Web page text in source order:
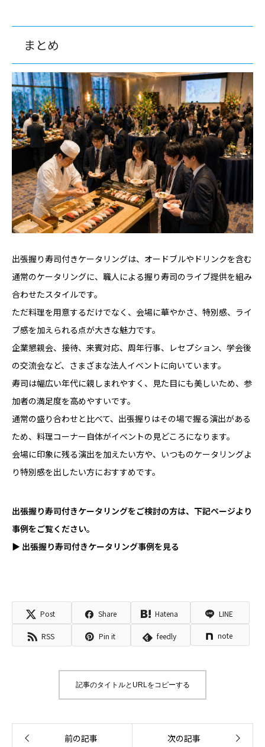
まとめ
出張握り寿司付きケータリングは、オードブルやドリンクを含む
通常のケータリングに、職人による握り寿司のライブ提供を組み
合わせたスタイルです。
ただ料理を用意するだけでなく、会場に華やかさ、特別感、ライ
ブ感を加えられる点が大きな魅力です。
企業懇親会、接待、来賓対応、周年行事、レセプション、学会後
の交流会など、さまざまな法人イベントに向いています。
寿司は幅広い年代に親しまれやすく、見た目にも美しいため、参
加者の満足度を高めやすいです。
通常の盛り合わせと比べて、出張握りはその場で握る演出がある
ため、料理コーナー自体がイベントの見どころになります。
会場に印象に残る演出を加えたい方や、いつものケータリングよ
り特別感を出したい方におすすめです。
出張握り寿司付きケータリングをご検討の方は、下記ページより
事例をご覧ください。
▶ 出張握り寿司付きケータリング事例を見る
Post Share Hatena LINE
RSS Pin it feedly note
記事のタイトルとURLをコピーする